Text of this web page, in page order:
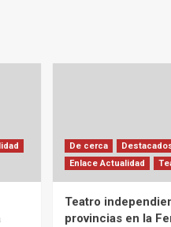
De cerca
Enlace Actualidad
Teatro
provincias en la